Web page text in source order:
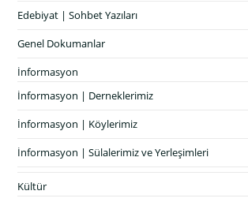
Edebiyat | Sohbet Yazıları
Genel Dokumanlar
İnformasyon
İnformasyon | Derneklerimiz
İnformasyon | Köylerimiz
İnformasyon | Sülalerimiz ve Yerleşimleri
Kültür